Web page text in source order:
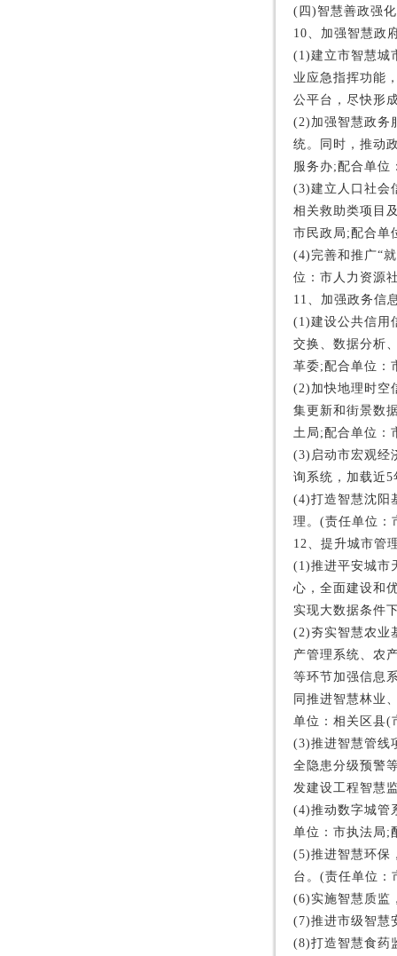
(四)智慧善政强
10、加强智慧政
(1)建立市智慧城
业应急指挥功能
公平台，尽快形
(2)加强智慧政务
统。同时，推动
服务办;配合单位
(3)建立人口社会
相关救助类项目
市民政局;配合单
(4)完善和推广“
位：市人力资源
11、加强政务信
(1)建设公共信用
交换、数据分析
革委;配合单位：
(2)加快地理时空
集更新和街景数
土局;配合单位：
(3)启动市宏观经
询系统，加载近
(4)打造智慧沈阳
理。(责任单位：
12、提升城市管
(1)推进平安城市
心，全面建设和
实现大数据条件
(2)夯实智慧农业
产管理系统、农
等环节加强信息
同推进智慧林业
单位：相关区县(
(3)推进智慧管线
全隐患分级预警
发建设工程智慧
(4)推动数字城管
单位：市执法局;
(5)推进智慧环保
台。(责任单位：
(6)实施智慧质监
(7)推进市级智慧
(8)打造智慧食药